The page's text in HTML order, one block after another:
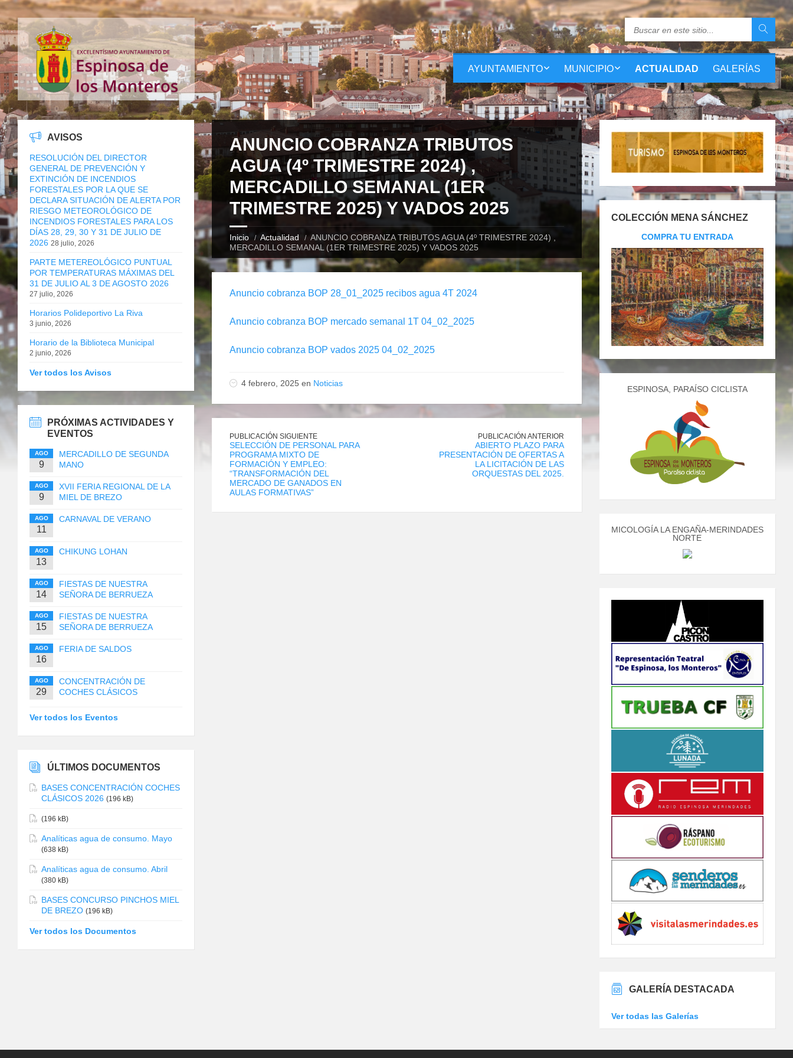
AYUNTAMIENTO MUNICIPIO ACTUALIDAD GALERÍAS
ANUNCIO COBRANZA TRIBUTOS
AGUA (4º TRIMESTRE 2024) ,
MERCADILLO SEMANAL (1ER
TRIMESTRE 2025) Y VADOS 2025
Inicio Actualidad
ANUNCIO COBRANZA TRIBUTOS AGUA (4º TRIMESTRE 2024) ,
MERCADILLO SEMANAL (1ER TRIMESTRE 2025) Y VADOS 2025
Anuncio cobranza BOP 28_01_2025 recibos agua 4T 2024
Anuncio cobranza BOP mercado semanal 1T 04_02_2025
Anuncio cobranza BOP vados 2025 04_02_2025
4 febrero, 2025 en Noticias
PUBLICACIÓN SIGUIENTE
SELECCIÓN DE PERSONAL PARA
PROGRAMA MIXTO DE
FORMACIÓN Y EMPLEO:
“TRANSFORMACIÓN DEL
MERCADO DE GANADOS EN
AULAS FORMATIVAS”
PUBLICACIÓN ANTERIOR
ABIERTO PLAZO PARA
PRESENTACIÓN DE OFERTAS A
LA LICITACIÓN DE LAS
ORQUESTAS DEL 2025.
AVISOS
RESOLUCIÓN DEL DIRECTOR
GENERAL DE PREVENCIÓN Y
EXTINCIÓN DE INCENDIOS
FORESTALES POR LA QUE SE
DECLARA SITUACIÓN DE ALERTA POR
RIESGO METEOROLÓGICO DE
INCENDIOS FORESTALES PARA LOS
DÍAS 28, 29, 30 Y 31 DE JULIO DE
2026 28 julio, 2026
PARTE METEREOLÓGICO PUNTUAL
POR TEMPERATURAS MÁXIMAS DEL
31 DE JULIO AL 3 DE AGOSTO 2026
27 julio, 2026
Horarios Polideportivo La Riva
3 junio, 2026
Horario de la Biblioteca Municipal
2 junio, 2026
Ver todos los Avisos
PRÓXIMAS ACTIVIDADES Y
EVENTOS
AGO
9
MERCADILLO DE SEGUNDA
MANO
AGO
9
XVII FERIA REGIONAL DE LA
MIEL DE BREZO
AGO
11
CARNAVAL DE VERANO
AGO
13
CHIKUNG LOHAN
AGO
14
FIESTAS DE NUESTRA
SEÑORA DE BERRUEZA
AGO
15
FIESTAS DE NUESTRA
SEÑORA DE BERRUEZA
AGO
16
FERIA DE SALDOS
AGO
29
CONCENTRACIÓN DE
COCHES CLÁSICOS
Ver todos los Eventos
ÚLTIMOS DOCUMENTOS
BASES CONCENTRACIÓN COCHES
CLÁSICOS 2026 (196 kB)
(196 kB)
Analíticas agua de consumo. Mayo
(638 kB)
Analíticas agua de consumo. Abril
(380 kB)
BASES CONCURSO PINCHOS MIEL
DE BREZO (196 kB)
Ver todos los Documentos
COLECCIÓN MENA SÁNCHEZ
COMPRA TU ENTRADA
ESPINOSA, PARAÍSO CICLISTA
MICOLOGÍA LA ENGAÑA-MERINDADES
NORTE
GALERÍA DESTACADA
Ver todas las Galerías